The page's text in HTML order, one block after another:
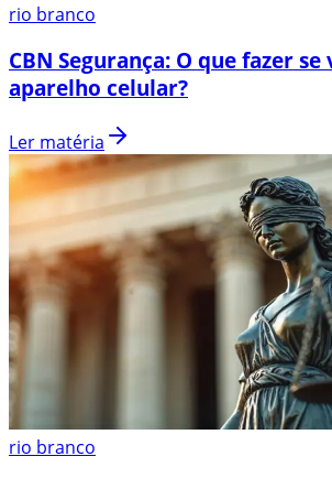
rio branco
CBN Segurança: O que fazer
aparelho celular?
Ler matéria
rio branco